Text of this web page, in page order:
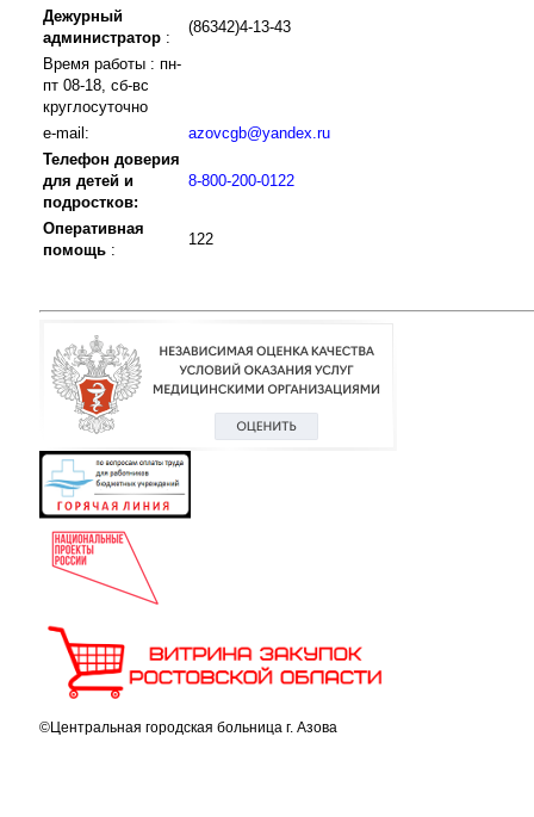
Дежурный
администратор :
(86342)4-13-43
Время работы : пн-
пт 08-18, сб-вс
круглосуточно
e-mail:
azovcgb@yandex.ru
Телефон доверия
для детей и
подростков:
8-800-200-0122
Оперативная
помощь :
122
©Центральная городская больница г. Азова